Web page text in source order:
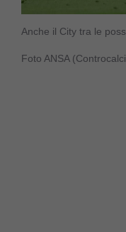
Anche il City tra le
Foto ANSA